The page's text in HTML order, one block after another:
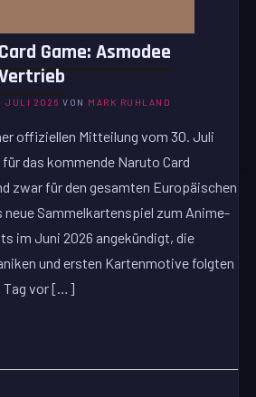
Game: Asmodee
JULI 2026 VON MARK RUHLAND
offiziellen Mitteilung vom 30. Juli
das kommende Naruto Card
zwar für den gesamten Europäischen
Sammelkartenspiel zum Anime-
im Juni 2026 angekündigt, die
und ersten Kartenmotive folgten
Tag vor […]